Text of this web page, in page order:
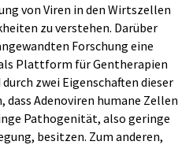
von Viren in den Wirtszellen
zu verstehen. Darüber
Forschung eine
Plattform für Gentherapien
zwei Eigenschaften dieser
Adenoviren humane Zellen
Pathogenität, also geringe
besitzen. Zum anderen,